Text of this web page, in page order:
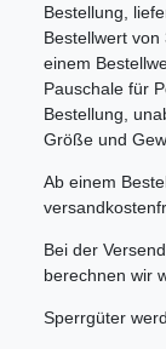
Bestellung,
Bestellwert
einem
Pauschale für
Bestellung,
Größe und
Ab einem
Bei der
berechnen wir
Sperrgüter